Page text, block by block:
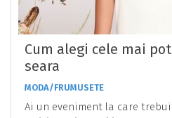
Cum alegi cele mai
seara
MODA/FRUMUSETE
Ai un eveniment la care